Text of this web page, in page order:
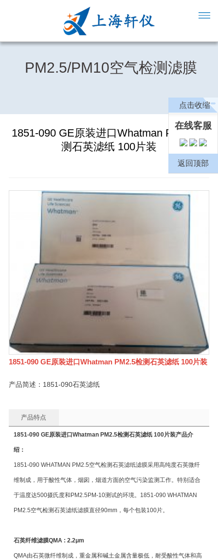
PM2.5/PM10空气检测滤膜
1851-090 GE原装进口Whatman PM2.5检
测石英滤纸 100片装
1851-090 GE原装进口Whatman PM2.5检测石英滤纸 100片装
产品简述：1851-090石英滤纸
产品特点
1851-090 GE原装进口Whatman PM2.5检测石英滤纸 100片装产品介
绍：
1851-090 WHATMAN PM2.5空气检测石英滤纸滤膜采用高纯度石英微纤
维制成，用于酸性气体，烟囱，烟道方面的空气污染监测工作。特别适合
于温度达500摄氏度和PM2.5PM-10测试的环境。1851-090 WHATMAN
PM2.5空气检测石英滤纸滤膜直径90mm，每个包装100片。
石英纤维滤膜QMA : 2.2μm
QMA由石英微纤维制成，重金属和碱土金属含量极低，耐受酸性气体和高
点击收缩
在线客服
返回顶部